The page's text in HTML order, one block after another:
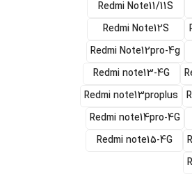
Redmi Note11/11S
Redmi Note12S
Redmi Note12pro-4g
Redmi note13-4G
Redmi note13proplus
Redmi note14pro-4G
Redmi note15-4G